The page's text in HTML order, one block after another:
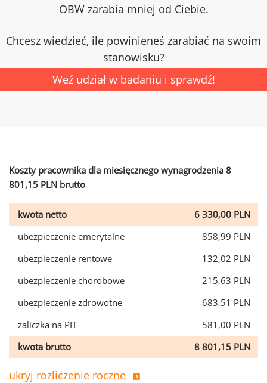
OBW zarabia mniej od Ciebie.
Chcesz wiedzieć, ile powinieneś zarabiać na swoim
stanowisku?
Weź udział w badaniu i sprawdź!
Koszty pracownika dla miesięcznego wynagrodzenia 8
801,15 PLN brutto
kwota netto
6 330,00 PLN
ubezpieczenie emerytalne
858,99 PLN
ubezpieczenie rentowe
132,02 PLN
ubezpieczenie chorobowe
215,63 PLN
ubezpieczenie zdrowotne
683,51 PLN
zaliczka na PIT
581,00 PLN
kwota brutto
8 801,15 PLN
ukryj rozliczenie roczne